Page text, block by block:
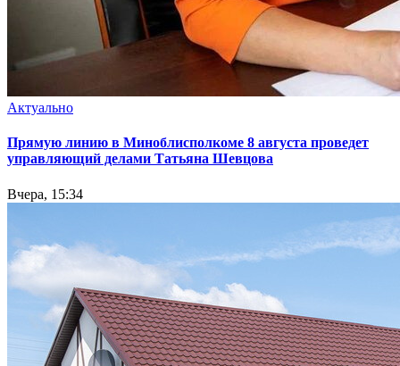
Актуально
Прямую линию в Миноблисполкоме 8 августа проведет
управляющий делами Татьяна Шевцова
Вчера, 15:34